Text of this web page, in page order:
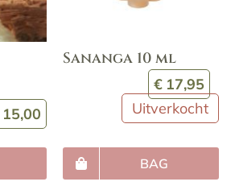
15,00
€8,50
tot
€15,00
Sananga 10 ml
€ 17,95
Uitverkocht
BAG